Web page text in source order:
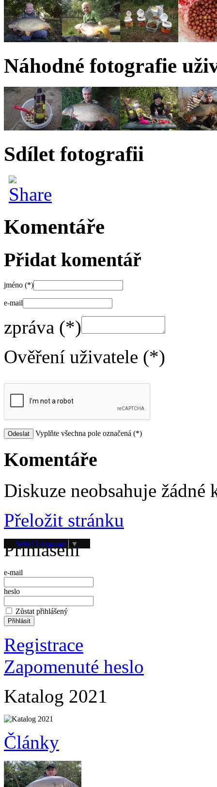
Náhodné fotografie
Sdílet fotografii
Komentáře
Přidat komentář
jméno (*)
e-mail
zpráva (*)
Ověření uživatele (*)
Vyplňte všechna pole označená (*)
Komentáře
Diskuze neobsahuje žádné
Přeložit stránku
Select Language ▼
Přihlášení
e-mail
heslo
Zůstat přihlášený
Registrace
Zapomenuté heslo
Katalog 2021
Články